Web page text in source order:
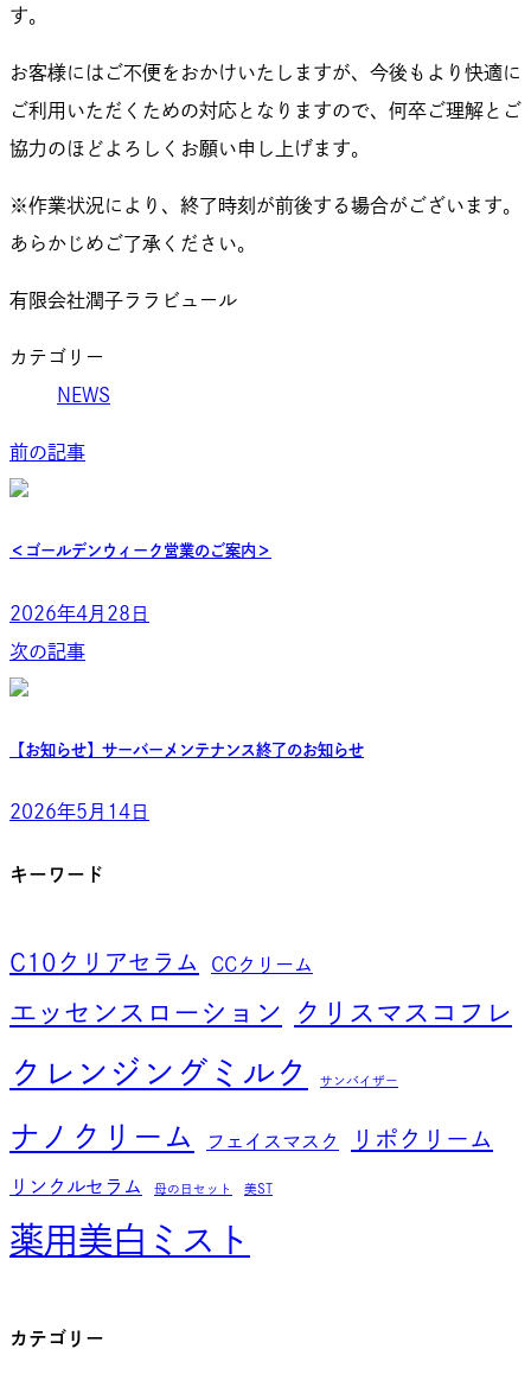
す。
お客様にはご不便をおかけいたしますが、今後もより快適に
ご利用いただくための対応となりますので、何卒ご理解とご
協力のほどよろしくお願い申し上げます。
※作業状況により、終了時刻が前後する場合がございます。
あらかじめご了承ください。
有限会社潤子ララビュール
カテゴリー
NEWS
前の記事
＜ゴールデンウィーク営業のご案内＞
2026年4月28日
次の記事
【お知らせ】サーバーメンテナンス終了のお知らせ
2026年5月14日
キーワード
C10クリアセラム CCクリーム
エッセンスローション クリスマスコフレ
クレンジングミルク サンバイザー
ナノクリーム フェイスマスク リポクリーム
リンクルセラム 母の日セット 美ST
薬用美白ミスト
カテゴリー